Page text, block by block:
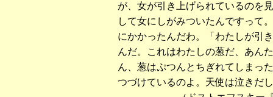
が、女が引き上げられているのを
して女にしがみついたんですって
にかかったんだわ。「わたしが引
んだ。これはわたしの葱だ、あん
ん、葱はぷつんとちぎれてしまっ
つづけているのよ。天使は泣きだ